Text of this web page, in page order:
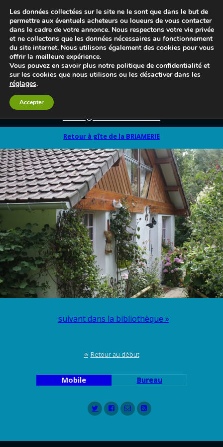
Retour à gîte de la BRIAMERIE
suivant dans la bibliothèque »
Retour au début
Mobile Bureau
Les données collectées sur le site ne le sont que dans le but de
permettre aux éventuels acheteurs ou loueurs de vous contacter
dans le cadre de votre annonce. Nous respectons votre vie privée
et ne collectons que les données nécessaires au fonctionnement
du site internet. Nous utilisons également des cookies pour vous
offrir la meilleure expérience.
Vous pouvez en savoir plus notre politique de confidentialité et
sur les cookies que nous utilisons ou les désactiver dans les
réglages.
Accepter